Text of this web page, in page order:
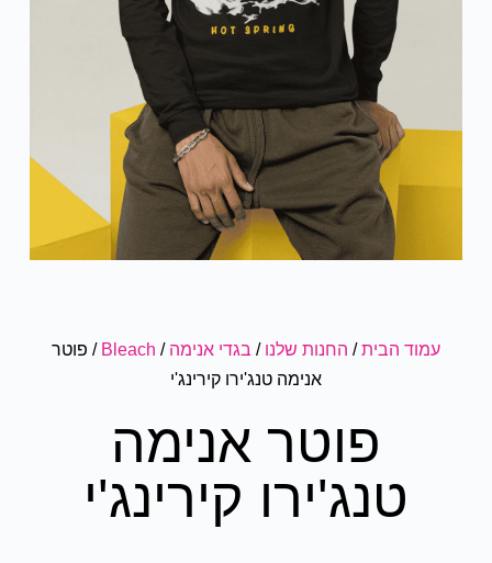
עמוד הבית/ החנות שלנו / בגדי אנימה /
Bleach / פוטר
אנימה טנג'ירו קירינג'י
פוטר אנימה
טנג'ירו קירינג'י